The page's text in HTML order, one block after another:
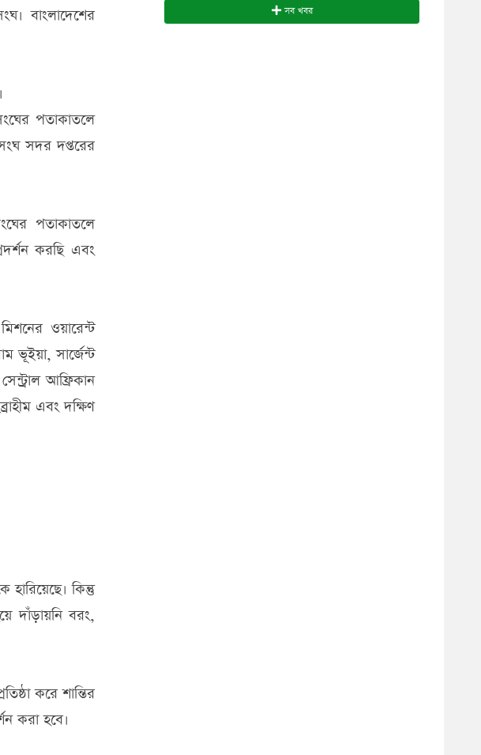
বাংলাদেশের
পতাকাতলে
সদর দপ্তরের
পতাকাতলে
করছি এবং
ওয়ারেন্ট
ভূইয়া, সার্জেন্ট
আফ্রিকান
এবং দক্ষিণ
হারিয়েছে। কিন্তু
দাঁড়ায়নি বরং,
করে শান্তির
করা হবে।
সব খবর